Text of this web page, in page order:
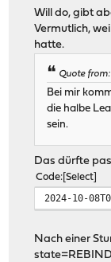
Will do, gibt
Vermutlich,
hatte.
Quote
Bei mir
die halbe
sein.
Das dürfte
Code Select
2024-10-
Nach einer